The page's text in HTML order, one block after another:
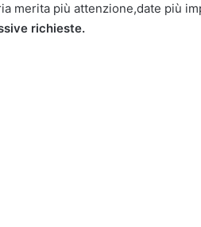
merita più attenzione,date più
richieste.